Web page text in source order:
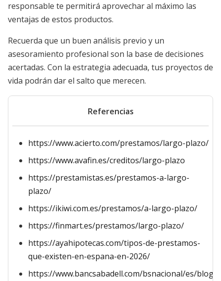
responsable te permitirá aprovechar al máximo las
ventajas de estos productos.
Recuerda que un buen análisis previo y un
asesoramiento profesional son la base de decisiones
acertadas. Con la estrategia adecuada, tus proyectos de
vida podrán dar el salto que merecen.
Referencias
https://www.acierto.com/prestamos/largo-plazo/
https://www.avafin.es/creditos/largo-plazo
https://prestamistas.es/prestamos-a-largo-
plazo/
https://ikiwi.com.es/prestamos/a-largo-plazo/
https://finmart.es/prestamos/largo-plazo/
https://ayahipotecas.com/tipos-de-prestamos-
que-existen-en-espana-en-2026/
https://www.bancsabadell.com/bsnacional/es/blog/